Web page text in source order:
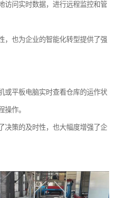
访问实时数据，进行远程监控和管
，也为企业的智能化转型提供了强
或平板电脑实时查看仓库的运作状
操作。
决策的及时性，也大幅度增强了企